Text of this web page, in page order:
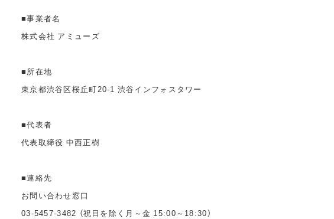
■事業者名
株式会社 アミューズ
■所在地
東京都渋谷区桜丘町20-1 渋谷インフォスタワー
■代表者
代表取締役 中西正樹
■連絡先
お問い合わせ窓口
03-5457-3482 （祝日を除く月～金 15:00～18:30）